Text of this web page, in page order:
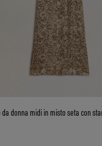
da donna midi in misto seta con